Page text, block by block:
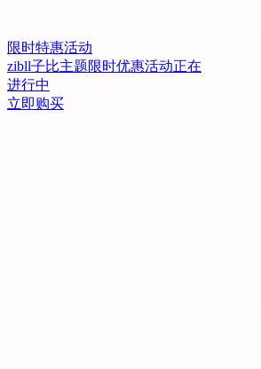
限时特惠活动
zibll子比主题限时优惠活动正在
进行中
立即购买